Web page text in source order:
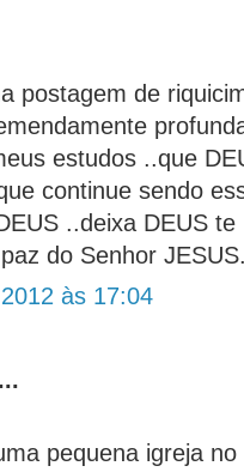
postagem de
estudos ..que
continue sendo
..deixa DEUS
do Senhor
às 17:04
pequena igreja